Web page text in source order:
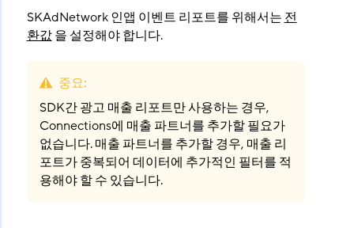
SKAdNetwork 인앱 이벤트 리포트를 위해서는 전
환값을 설정해야 합니다.
중요:
SDK간 광고 매출 리포트만 사용하는 경우,
Connections에 매출 파트너를 추가할 필요가
없습니다. 매출 파트너를 추가할 경우, 매출 리
포트가 중복되어 데이터에 추가적인 필터를 적
용해야 할 수 있습니다.